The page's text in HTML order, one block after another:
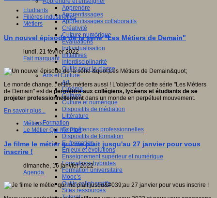
Apprendre
Apprentissages
Apprentissages collaboratifs
Créativité
Culture numérique
Evaluations
Individualisation
Initiatives
Interdisciplinarité
Outils pour la classe
Arts et Culture
Art
Cinéma
Culture
Culture et numérique
Dispositifs de médiation
Littérature
Formation
Compétences professionnelles
Dispositifs de formation
E- formation
Enjeux et évolutions
Enseignement supérieur et numérique
Formations hybrides
Formation universitaire
Mooc’s
Outils collaboratifs
Sites ressources
Etudiants
Filières industrielles
Métiers
Un nouvel épisode de la série "Les Métiers de Demain"
lundi, 21 février 2022
Fait marquant
Le monde change... et les métiers aussi ! L'objectif de cette série "Les Métiers
de Demain" est de permettre aux collégiens, lycéens et étudiants de se
projeter professionnellement dans un monde en perpétuel mouvement.
En savoir plus...
Métiers
Le Métier Qui Me Plait
Je filme le métier qui me plait jusqu'au 27 janvier pour vous
inscrire !
dimanche, 16 janvier 2022
Agenda